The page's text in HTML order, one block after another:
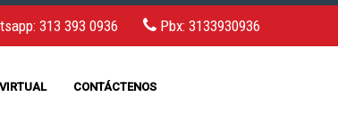
313 393 0936 Pbx: 3133930936
CONTÁCTENOS